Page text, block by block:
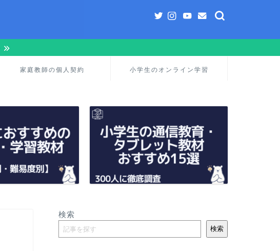
家庭教師の個人契約 小学生のオンライン学習
検索
検索